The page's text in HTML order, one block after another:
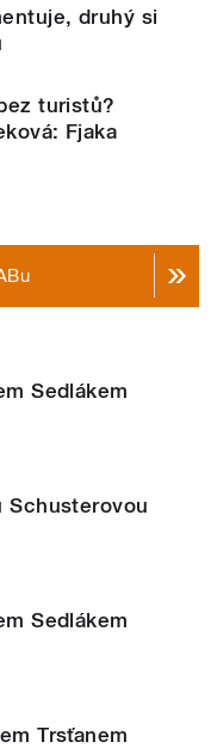
druhý si
turistů?
Fjaka
Sedlákem
Schusterovou
Sedlákem
Trsťanem